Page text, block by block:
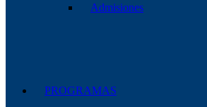
Admisiones
PROGRAMAS